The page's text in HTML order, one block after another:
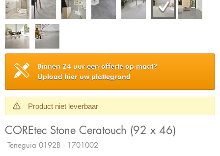
Binnen 24 uur een offerte op maat?
Upload hier uw plattegrond
Product niet leverbaar
COREtec Stone Ceratouch (92 x 46)
Teneguia 0192B - 1701002